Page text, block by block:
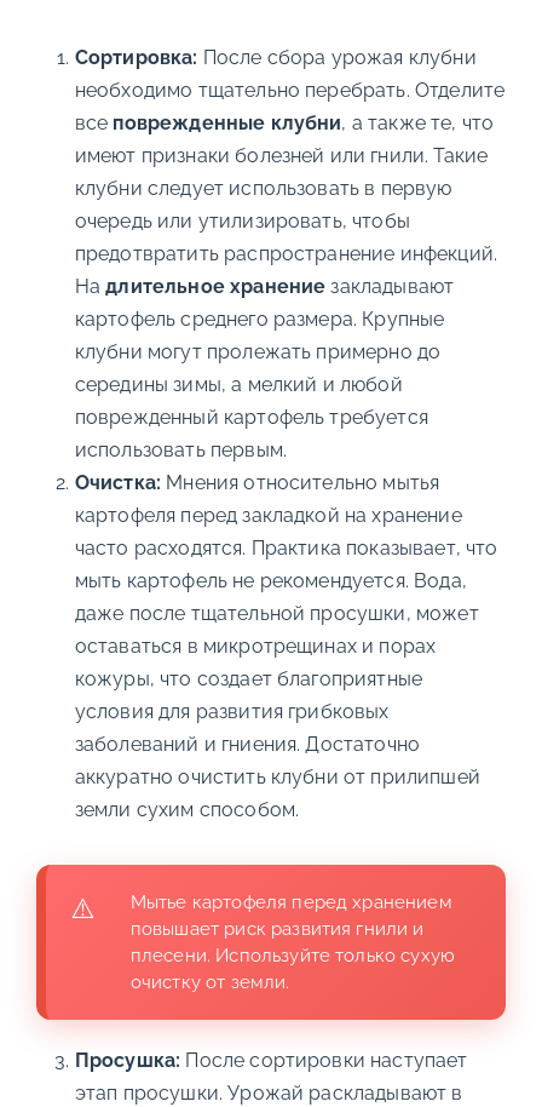
Сортировка: После сбора урожая клубни
необходимо тщательно перебрать. Отделите
все поврежденные клубни, а также те, что
имеют признаки болезней или гнили. Такие
клубни следует использовать в первую
очередь или утилизировать, чтобы
предотвратить распространение инфекций.
Надлительное хранение закладывают
картофель среднего размера. Крупные
клубни могут пролежать примерно до
середины зимы, а мелкий и любой
поврежденный картофель требуется
использовать первым.
Очистка: Мнения относительно мытья
картофеля перед закладкой на хранение
часто расходятся. Практика показывает, что
мыть картофель не рекомендуется. Вода,
даже после тщательной просушки, может
оставаться в микротрещинах и порах
кожуры, что создает благоприятные
условия для развития грибковых
заболеваний и гниения. Достаточно
аккуратно очистить клубни от прилипшей
земли сухим способом.
Мытье картофеля перед хранением
повышает риск развития гнили и
плесени. Используйте только сухую
очистку от земли.
Просушка: После сортировки наступает
этап просушки. Урожай раскладывают в